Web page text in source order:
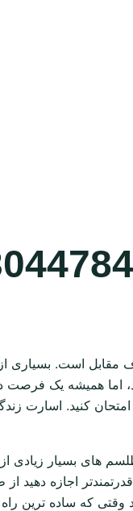
است. بسیاری
همیشه یک فرصت
کنید. اسارت
های بسیار زیادی
اجازه دهید
وقتی که ساده ترین